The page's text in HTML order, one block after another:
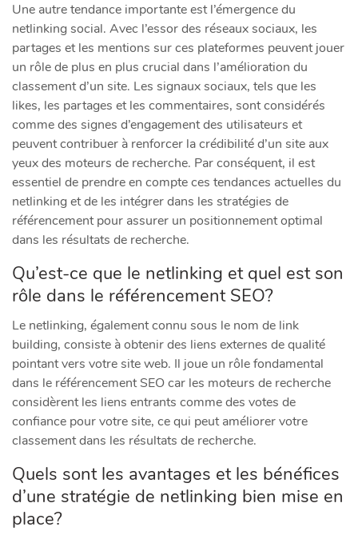
Une autre tendance importante est l’émergence du
netlinking social. Avec l’essor des réseaux sociaux, les
partages et les mentions sur ces plateformes peuvent jouer
un rôle de plus en plus crucial dans l’amélioration du
classement d’un site. Les signaux sociaux, tels que les
likes, les partages et les commentaires, sont considérés
comme des signes d’engagement des utilisateurs et
peuvent contribuer à renforcer la crédibilité d’un site aux
yeux des moteurs de recherche. Par conséquent, il est
essentiel de prendre en compte ces tendances actuelles du
netlinking et de les intégrer dans les stratégies de
référencement pour assurer un positionnement optimal
dans les résultats de recherche.
Qu’est-ce que le netlinking et quel est son
rôle dans le référencement SEO?
Le netlinking, également connu sous le nom de link
building, consiste à obtenir des liens externes de qualité
pointant vers votre site web. Il joue un rôle fondamental
dans le référencement SEO car les moteurs de recherche
considèrent les liens entrants comme des votes de
confiance pour votre site, ce qui peut améliorer votre
classement dans les résultats de recherche.
Quels sont les avantages et les bénéfices
d’une stratégie de netlinking bien mise en
place?